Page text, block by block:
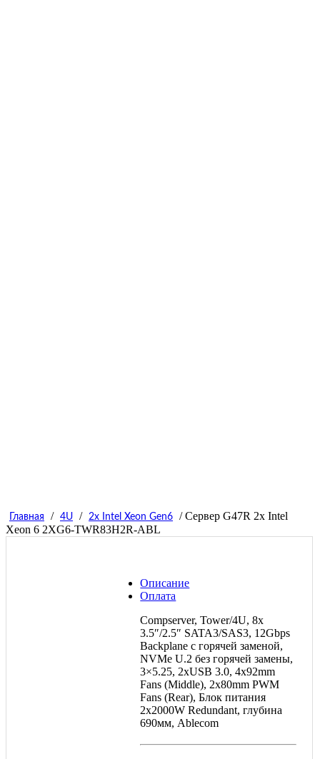
Главная / 4U / 2x Intel Xeon Gen6
/ Сервер G47R 2x Intel
Xeon 6 2XG6-TWR83H2R-ABL
Описание
Оплата
Compserver, Tower/4U, 8x
3.5″/2.5″ SATA3/SAS3, 12Gbps
Backplane с горячей заменой,
NVMe U.2 без горячей замены,
3×5.25, 2xUSB 3.0, 4x92mm
Fans (Middle), 2x80mm PWM
Fans (Rear), Блок питания
2x2000W Redundant, глубина
690мм, Ablecom